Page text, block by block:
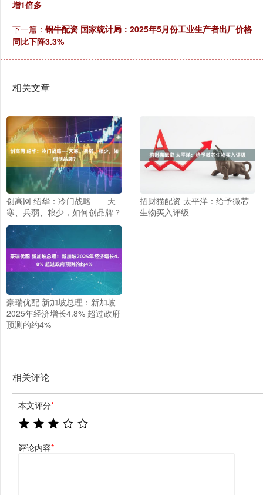
增1倍多
下一篇： 锅牛配资 国家统计局：2025年5月份工业生产者出厂价格
同比下降3.3%
相关文章
创高网 绍华：冷门战略——天
寒、兵弱、粮少，如何创品牌？
招财猫配资 太平洋：给予微芯
生物买入评级
豪瑞优配 新加坡总理：新加坡
2025年经济增长4.8% 超过政府
预测的约4%
相关评论
本文评分*
评论内容*